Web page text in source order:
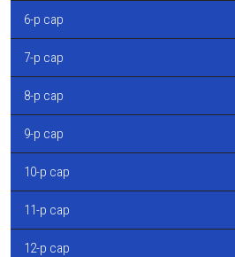
6-р сар
7-р сар
8-р сар
9-р сар
10-р сар
11-р сар
12-р сар